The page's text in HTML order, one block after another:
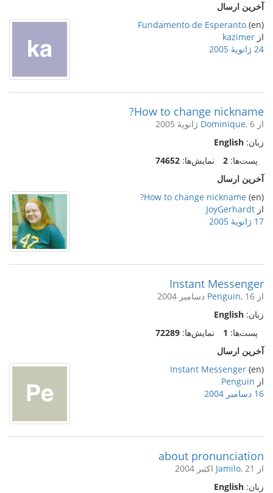
آخرین ارسال
(en)
Fundamento de Esperanto
از kazimer
24 ژانویهٔ 2005
How to change nickname?
از Dominique, 6 ژانویهٔ 2005
زبان: English
پست‌ها: 2 نمایش‌ها: 74652
آخرین ارسال
(en)
How to change nickname?
از JoyGerhardt
17 ژانویهٔ 2005
Instant Messenger
از Penguin, 16 دسامبر 2004
زبان: English
پست‌ها: 1 نمایش‌ها: 72289
آخرین ارسال
(en)
Instant Messenger
از Penguin
16 دسامبر 2004
about pronunciation
از Jamilo, 21 اکتبر 2004
زبان: English